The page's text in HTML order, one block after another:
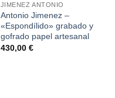
JIMENEZ ANTONIO
Antonio Jimenez –
«Espondílido» grabado y
gofrado papel artesanal
430,00 €